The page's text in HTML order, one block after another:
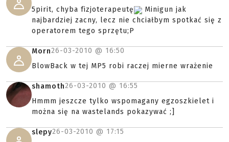
5pirit, chyba fizjoterapeutę
Minigun jak
najbardziej zacny, lecz nie chciałbym spotkać się z
operatorem tego sprzętu;P
Morn26-03-2010 @ 16:50
BlowBack w tej MP5 robi raczej mierne wrażenie
shamoth26-03-2010 @ 16:55
Hmmm jeszcze tylko wspomagany egzoszkielet i
można się na wastelands pokazywać ;]
slepy26-03-2010 @ 17:15